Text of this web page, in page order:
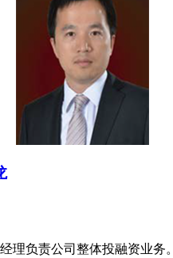
理负责公司整体投融资业务